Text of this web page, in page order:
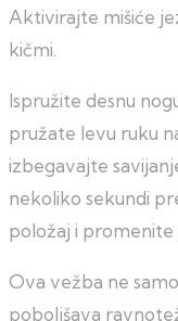
Aktivirajte mišiće
kičmi.
Ispružite desnu
pružate levu ruku
izbegavajte
nekoliko sekundi
položaj i promenite
Ova vežba ne
poboljšava